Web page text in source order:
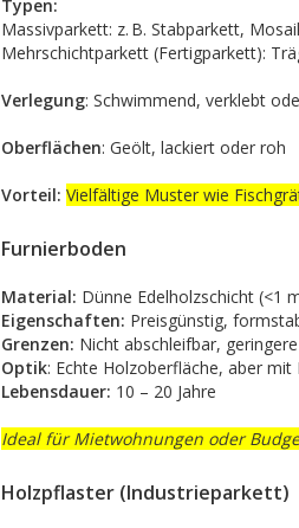
Typen:
Massivparkett: z. B. Stabparkett,
Mehrschichtparkett (Fertigparkett):
Verlegung: Schwimmend, verklebt
Oberflächen: Geölt, lackiert oder roh
Vorteil: Vielfältige Muster wie
Furnierboden
Material: Dünne Edelholzschicht (<1
Eigenschaften: Preisgünstig,
Grenzen: Nicht abschleifbar,
Optik: Echte Holzoberfläche, aber
Lebensdauer: 10 – 20 Jahre
Ideal für Mietwohnungen oder
Holzpflaster (Industrieparkett)